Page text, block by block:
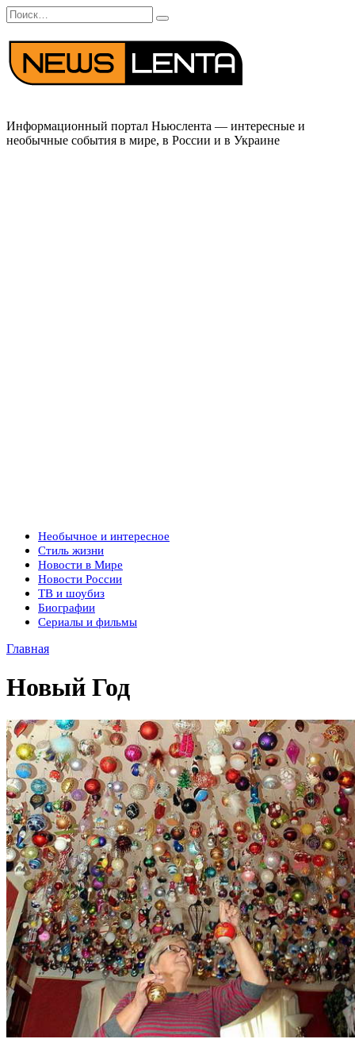
Перейти
к
содержанию
Search
for:
Информационный портал Ньюслента — интересные и
необычные события в мире, в России и в Украине
Необычное и интересное
Стиль жизни
Новости в Мире
Новости России
ТВ и шоубиз
Биографии
Сериалы и фильмы
Главная
Новый Год